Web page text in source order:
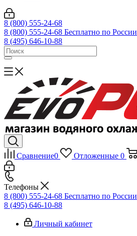
8 (800) 555-24-68
8 (800) 555-24-68 Бесплатно по России
8 (495) 646-10-88
Сравнение0 Отложенные 0
Телефоны
8 (800) 555-24-68 Бесплатно по России
8 (495) 646-10-88
Личный кабинет